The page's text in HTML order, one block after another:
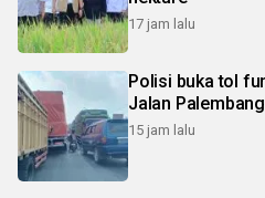
17 jam lalu
Polisi buka tol
Jalan
15 jam lalu